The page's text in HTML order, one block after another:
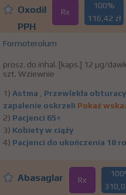
Oxodil
PPH
Rx
100%
116,42 zł
Formoterolum
prosz. do inhal. [kaps.] 12 µg/
szt. Wziewnie
1) Astma , Przewlekła
zapalenie oskrzeli Pokaż
2) Pacjenci 65+
3) Kobiety w ciąży
4) Pacjenci do ukończenia 18
Abasaglar Rx